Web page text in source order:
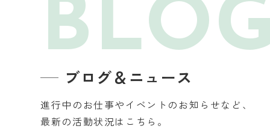
ブログ＆ニュース
進行中のお仕事やイベントのお知らせなど、
最新の活動状況はこちら。